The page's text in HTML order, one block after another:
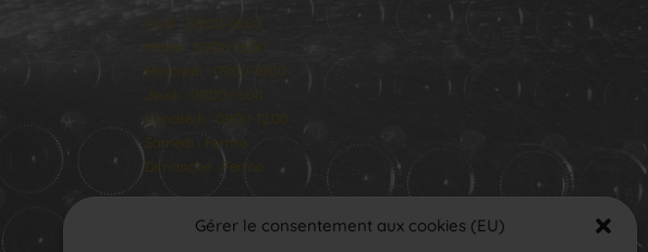
Gérer le consentement aux cookies (EU)
lundi : 09:00–16:00
Mardi : 09:00-16:00
Mercredi : 09:00-16:00
Jeudi : 09:00-16:00
Vendredi : 09:00-12:00
Samedi : Fermé
Dimanche : Fermé